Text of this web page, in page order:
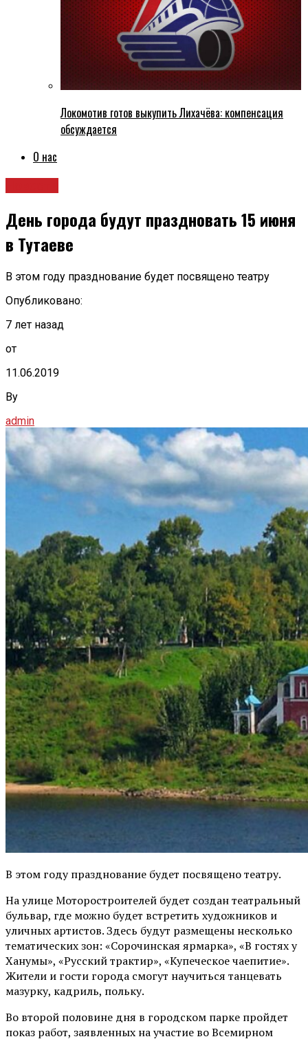
Локомотив готов выкупить Лихачёва: компенсация
обсуждается
О нас
День города будут праздновать 15 июня
в Тутаеве
В этом году празднование будет посвящено театру
Опубликовано:
7 лет назад
от
11.06.2019
By
admin
В этом году празднование будет посвящено театру.
На улице Моторостроителей будет создан театральный
бульвар, где можно будет встретить художников и
уличных артистов. Здесь будут размещены несколько
тематических зон: «Сорочинская ярмарка», «В гостях у
Ханумы», «Русский трактир», «Купеческое чаепитие».
Жители и гости города смогут научиться танцевать
мазурку, кадриль, польку.
Во второй половине дня в городском парке пройдет
показ работ, заявленных на участие во Всемирном